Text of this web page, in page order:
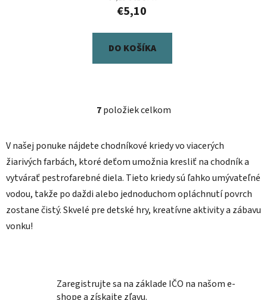
€5,10
DO KOŠÍKA
O
l
d
a
c
i
y
7položiek celkom
V našej ponuke nájdete chodníkové kriedy vo viacerých
žiarivých farbách, ktoré deťom umožnia kresliť na chodník a
vytvárať pestrofarebné diela. Tieto kriedy sú ľahko umývateľné
vodou, takže po daždi alebo jednoduchom opláchnutí povrch
zostane čistý. Skvelé pre detské hry, kreatívne aktivity a zábavu
vonku!
Zaregistrujte sa na základe IČO na našom e-
shope a získajte zľavu.